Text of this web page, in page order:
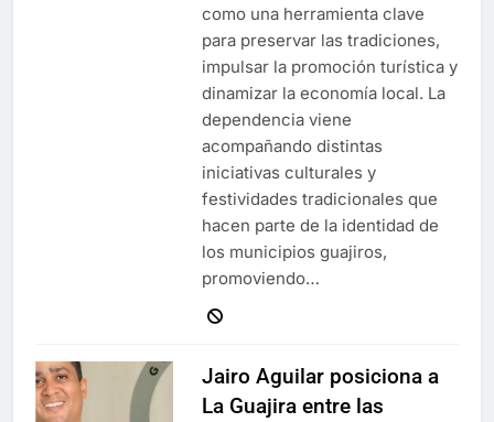
como una herramienta clave
para preservar las tradiciones,
impulsar la promoción turística y
dinamizar la economía local. La
dependencia viene
acompañando distintas
iniciativas culturales y
festividades tradicionales que
hacen parte de la identidad de
los municipios guajiros,
promoviendo…
Jairo Aguilar posiciona a
La Guajira entre las